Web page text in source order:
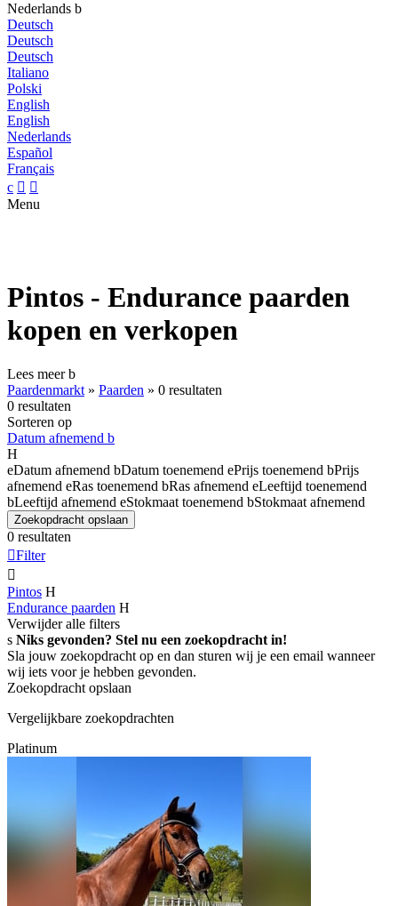
Nederlands b
Deutsch
Deutsch
Deutsch
Italiano
Polski
English
English
Nederlands
Español
Français
c  
Menu
Pintos - Endurance paarden
kopen en verkopen
Lees meerb
Paardenmarkt » Paarden » 0 resultaten
0 resultaten
Sorteren op
Datum afnemend b
H
eDatum afnemend bDatum toenemend ePrijs toenemend bPrijs
afnemend eRas toenemend bRas afnemend eLeeftijd toenemend
bLeeftijd afnemend eStokmaat toenemend bStokmaat afnemend
Zoekopdracht opslaan
0 resultaten
Filter

Pintos H
Endurance paarden H
Verwijder alle filters
s Niks gevonden? Stel nu een zoekopdracht in!
Sla jouw zoekopdracht op en dan sturen wij je een email wanneer
wij iets voor je hebben gevonden.
Zoekopdracht opslaan
Vergelijkbare zoekopdrachten
Platinum